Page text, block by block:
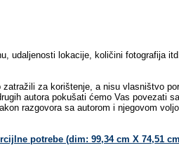
udaljenosti lokacije, količini fotografija
zatražili za korištenje, a nisu vlasništvo
autora pokušati ćemo Vas povezati
razgovora sa autorom i njegovom
potrebe (dim: 99,34 cm X 74,51